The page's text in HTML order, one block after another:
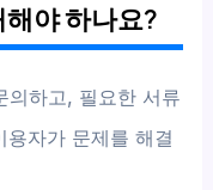
야 하나요?
의하고, 필요한 서류
자가 문제를 해결